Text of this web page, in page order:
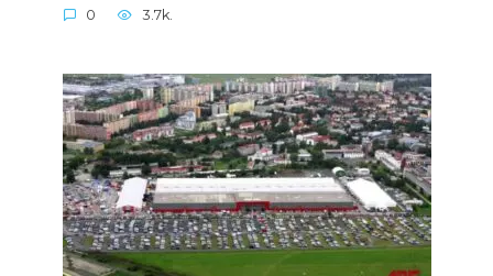
0 3.7k.